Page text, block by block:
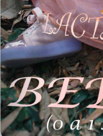
Inicio
Casting